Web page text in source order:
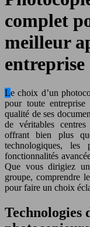
complet
meilleur
entreprise
Le choix d’un photocopieur professionnel est une décision cruciale
pour toute
qualité de ses
de véritables
offrant bien plus
technologiques, les
fonctionnalités
Que vous dirigiez
groupe, comprendre
pour faire un choix
Technologies